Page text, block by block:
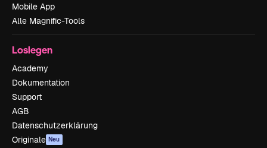
Mobile App
Alle Magnific-Tools
Loslegen
Academy
Dokumentation
Support
AGB
Datenschutzerklärung
Originale Neu